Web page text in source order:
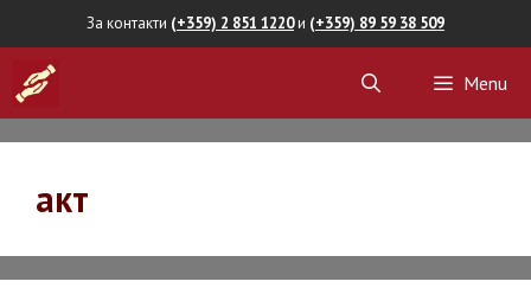
to
content
За контакти (+359) 2 851 1220и (+359) 89 59 38 509
Menu
акт